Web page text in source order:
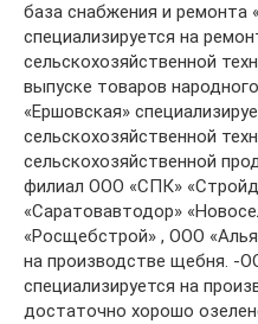
база снабжения и ремонта
специализируется на
сельскохозяйственной
выпуске товаров
«Ершовская»
сельскохозяйственной
сельскохозяйственной
филиал ООО «СПК»
«Саратовавтодор»
«Росщебстрой» , ООО
на производстве щебня. -
специализируется на
достаточно хорошо